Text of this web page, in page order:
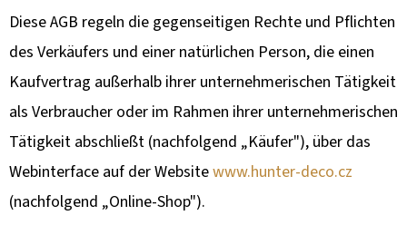
Diese AGB regeln die gegenseitigen Rechte und Pflichten
des Verkäufers und einer natürlichen Person, die einen
Kaufvertrag außerhalb ihrer unternehmerischen Tätigkeit
als Verbraucher oder im Rahmen ihrer unternehmerischen
Tätigkeit abschließt (nachfolgend „Käufer"), über das
Webinterface auf der Websitewww.hunter-deco.cz
(nachfolgend „Online-Shop").
E
H
L
E
N
DAMHIRSCH